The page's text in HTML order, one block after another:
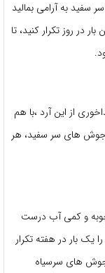
به آرامی بمالید
در روز تکرار کنید، تا
از این آرد ،با هم
جوش های سر سفید، هر
و کمی آب درست
یک بار در هفته تکرار
های سرسیاه